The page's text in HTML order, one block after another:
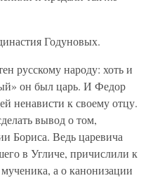
Годуновых.
русскому народу: хоть и
он был царь. И Федор
ненависти к своему отцу.
вывод о том,
Бориса. Ведь царевича
в Угличе, причислили к
а о канонизации